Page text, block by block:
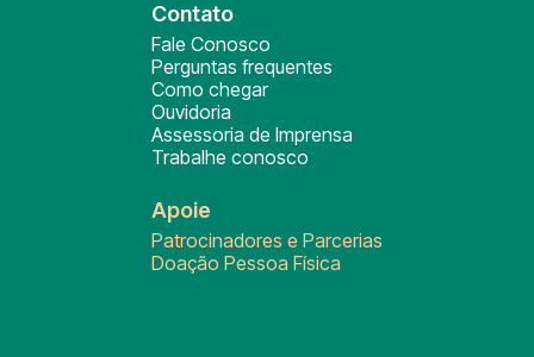
Contato
Fale Conosco
Perguntas frequentes
Como chegar
Ouvidoria
Assessoria de Imprensa
Trabalhe conosco
Apoie
Patrocinadores e Parcerias
Doação Pessoa Física